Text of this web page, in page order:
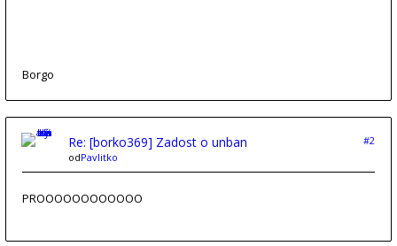
Borgo
Re: [borko369] Zadost o unban
#2
odPavlitko
PROOOOOOOOOOOO